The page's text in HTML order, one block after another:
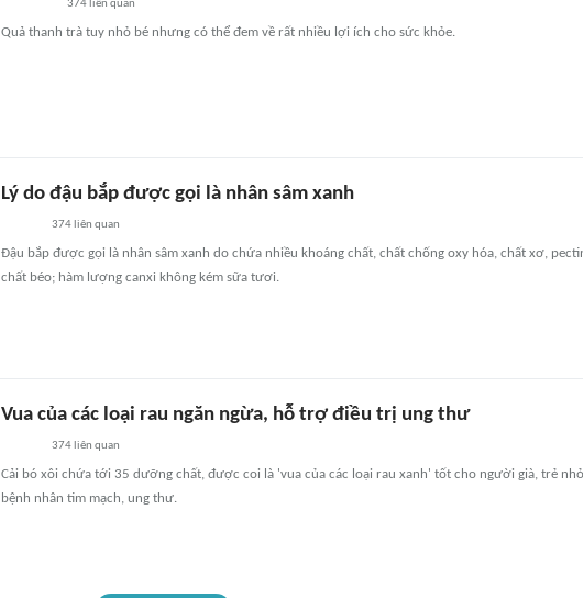
374 liên quan
Quả thanh trà tuy nhỏ bé nhưng có thể đem về rất nhiều lợi ích cho sức khỏe.
Lý do đậu bắp được gọi là nhân sâm xanh
374liên quan
Đậu bắp được gọi là nhân sâm xanh do chứa nhiều khoáng chất, chất chống oxy hóa, chất xơ,
chất béo; hàm lượng canxi không kém sữa tươi.
Vua của các loại rau ngăn ngừa, hỗ trợ điều trị ung thư
374liên quan
Cải bó xôi chứa tới 35 dưỡng chất, được coi là 'vua của các loại rau xanh' tốt cho người già, trẻ
bệnh nhân tim mạch, ung thư.